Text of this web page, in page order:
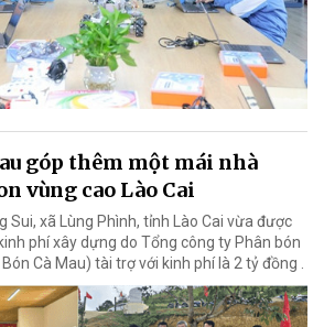
góp thêm một mái nhà
vùng cao Lào Cai
Sui, xã Lùng Phình, tỉnh Lào Cai vừa được
phí xây dựng do Tổng công ty Phân bón
Cà Mau) tài trợ với kinh phí là 2 tỷ đồng .